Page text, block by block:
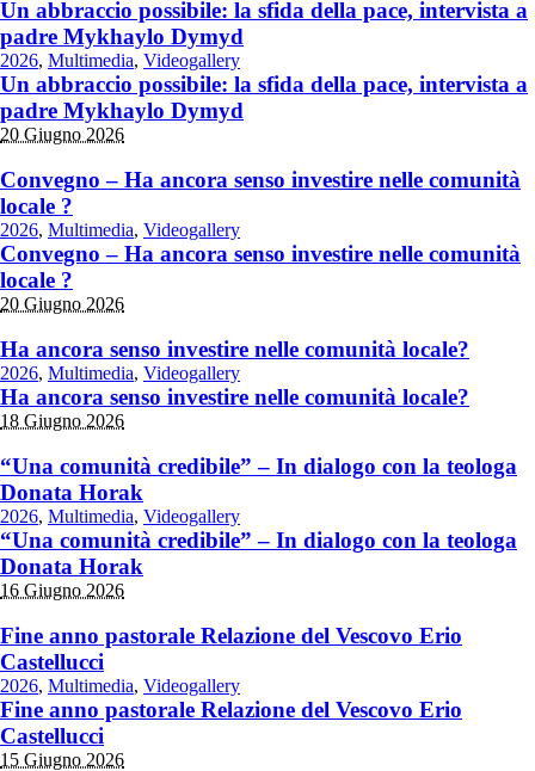
Un abbraccio possibile: la sfida della pace, intervista a
padre Mykhaylo Dymyd
2026, Multimedia, Videogallery
Un abbraccio possibile: la sfida della pace, intervista a
padre Mykhaylo Dymyd
20 Giugno 2026
Convegno – Ha ancora senso investire nelle comunità
locale ?
2026, Multimedia, Videogallery
Convegno – Ha ancora senso investire nelle comunità
locale ?
20 Giugno 2026
Ha ancora senso investire nelle comunità locale?
2026, Multimedia, Videogallery
Ha ancora senso investire nelle comunità locale?
18 Giugno 2026
“Una comunità credibile” – In dialogo con la teologa
Donata Horak
2026, Multimedia, Videogallery
“Una comunità credibile” – In dialogo con la teologa
Donata Horak
16 Giugno 2026
Fine anno pastorale Relazione del Vescovo Erio
Castellucci
2026, Multimedia, Videogallery
Fine anno pastorale Relazione del Vescovo Erio
Castellucci
15 Giugno 2026